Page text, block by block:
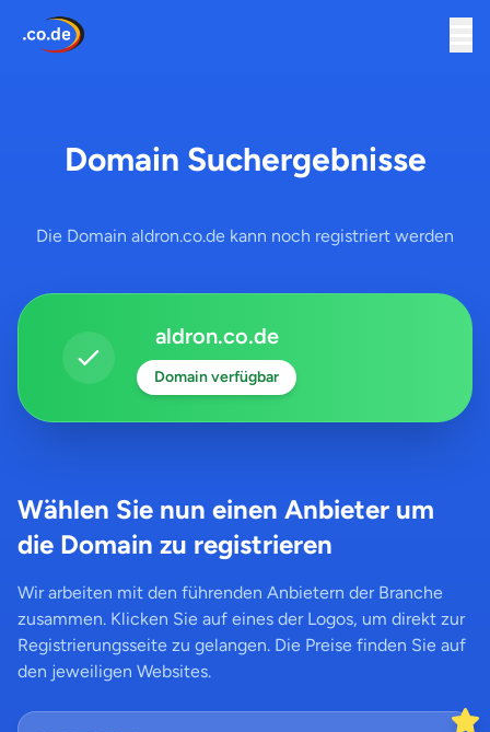
Domain Suchergebnisse
Die Domain aldron.co.de kann noch registriert werden
aldron.co.de
Domain verfügbar
Wählen Sie nun einen Anbieter um
die Domain zu registrieren
Wir arbeiten mit den führenden Anbietern der Branche
zusammen. Klicken Sie auf eines der Logos, um direkt zur
Registrierungsseite zu gelangen. Die Preise finden Sie auf
den jeweiligen Websites.